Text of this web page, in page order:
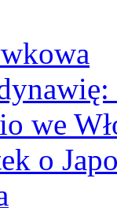
we
o